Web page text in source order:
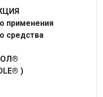
применения
средства
)